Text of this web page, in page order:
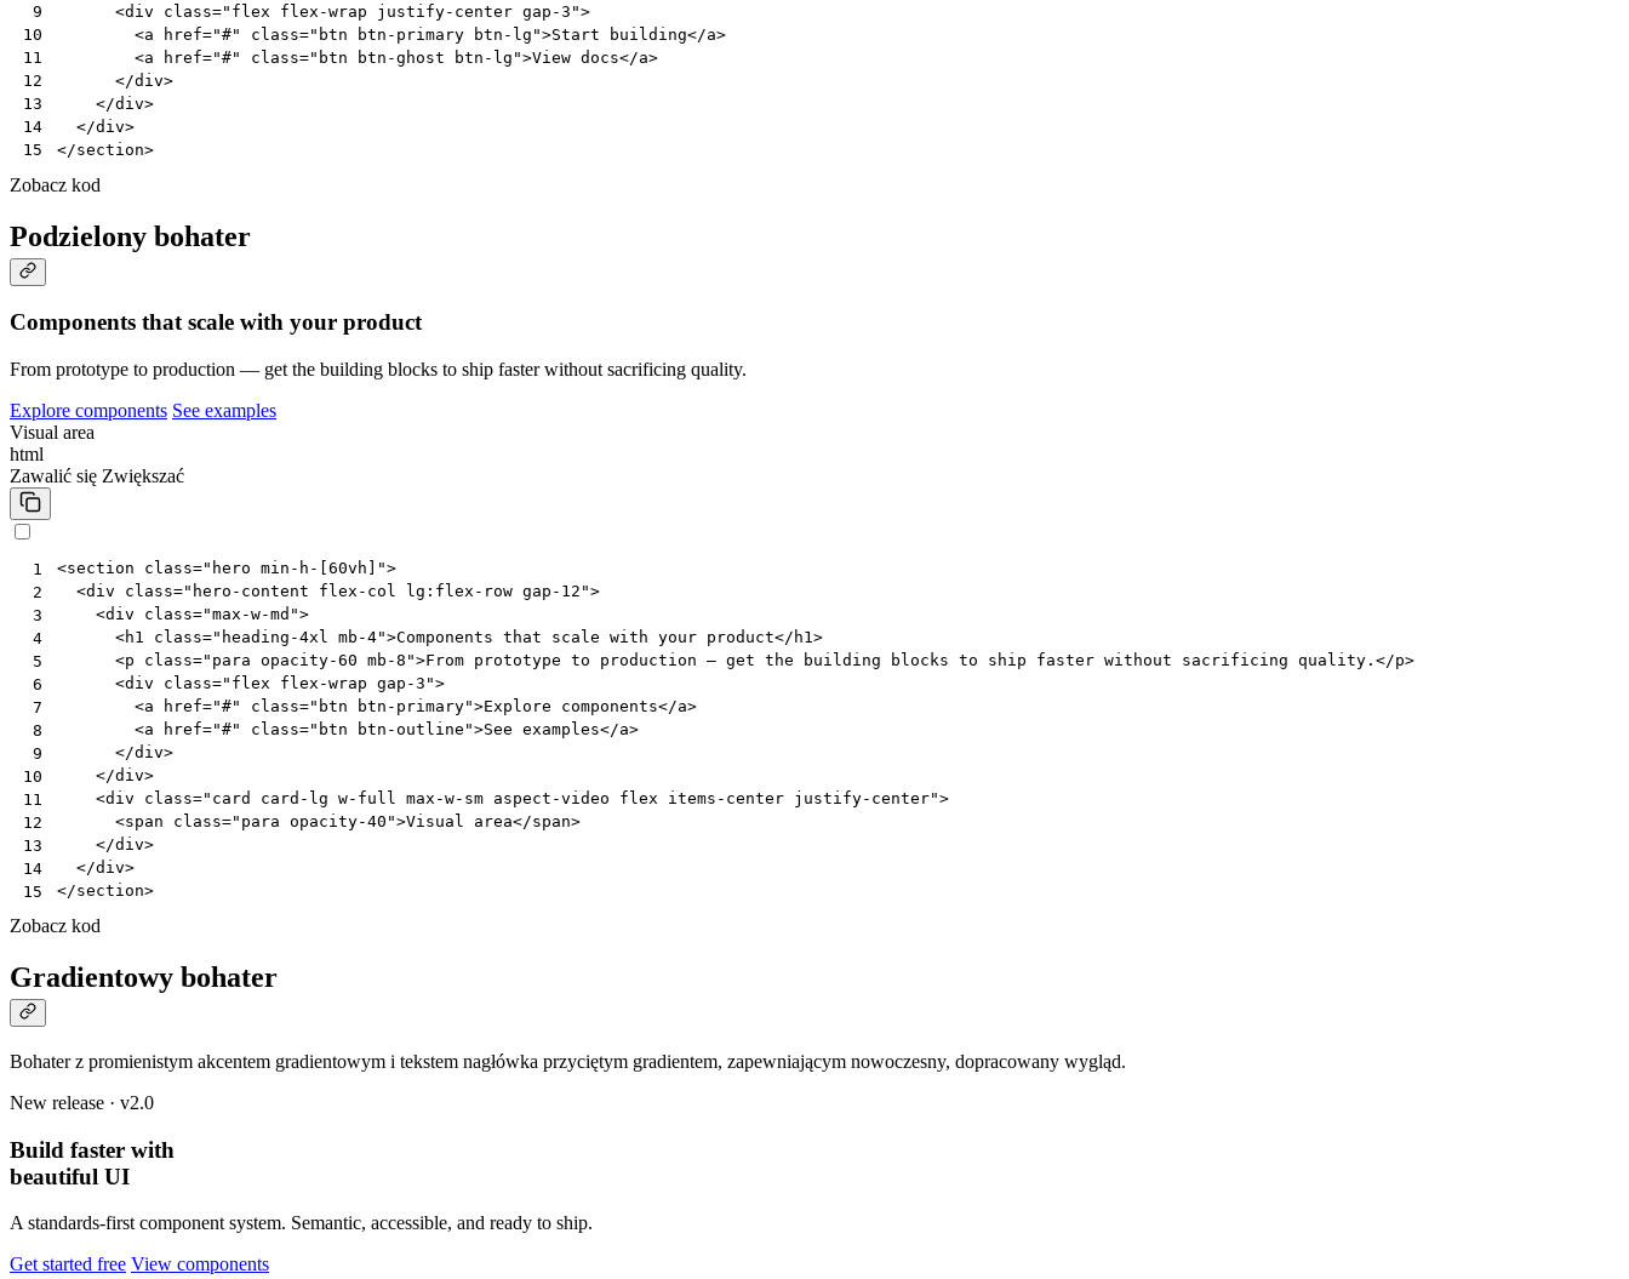
9
10
11
12
13
14
15
<div class="flex flex-wrap justify-center gap-3">
<a href="#" class="btn btn-primary btn-lg">Start building</a>
<a href="#" class="btn btn-ghost btn-lg">View docs</a>
</div>
</div>
</div>
</section>
Zobacz kod
Podzielony bohater
Components that scale with your product
From prototype to production — get the building blocks to ship faster without sacrificing quality.
Explore components See examples
Visual area
html
Zawalić się Zwiększać
1
2
3
4
5
6
7
8
9
10
11
12
13
14
15
<section class="hero min-h-[60vh]">
<div class="hero-content flex-col lg:flex-row gap-12">
<div class="max-w-md">
<h1 class="heading-4xl mb-4">Components that scale with your product</ h1>
<p class="para opacity-60 mb-8">From prototype to production — get the building blocks to ship faster without sacrificing quality. </p>
<div class="flex flex-wrap gap-3">
<a href="#" class="btn btn-primary">Explore components</a>
<a href="#" class="btn btn-outline">See examples</a>
</div>
</div>
<div class="card card-lg w-full max-w-sm aspect-video flex items-center justify-center">
<span class="para opacity-40">Visual area</span>
</div>
</div>
</section>
Zobacz kod
Gradientowy bohater
Bohater z promienistym akcentem gradientowym i tekstem nagłówka przyciętym gradientem, zapewniającym nowoczesny, dopracowany wygląd.
New release · v2.0
Build faster with
beautiful UI
A standards-first component system. Semantic, accessible, and ready to ship.
Get started free View components